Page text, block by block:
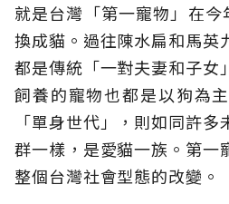
就是台灣「第一寵物」在
換成貓。過往陳水扁和馬英
都是傳統「一對夫妻和子女
飼養的寵物也都是以狗為
「單身世代」，則如同許
群一樣，是愛貓一族。第一
整個台灣社會型態的改變。